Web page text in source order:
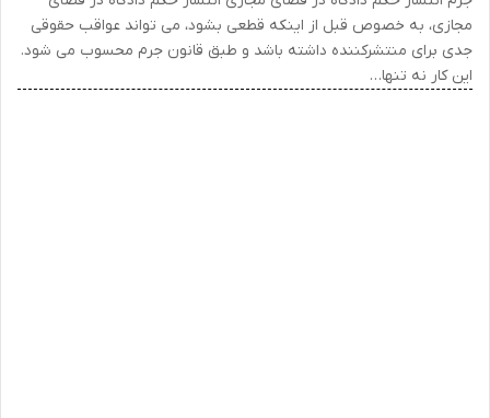
مجازی، به خصوص قبل از اینکه قطعی بشود، می تواند عواقب حقوقی
جدی برای منتشرکننده داشته باشد و طبق قانون جرم محسوب می شود.
این کار نه تنها…